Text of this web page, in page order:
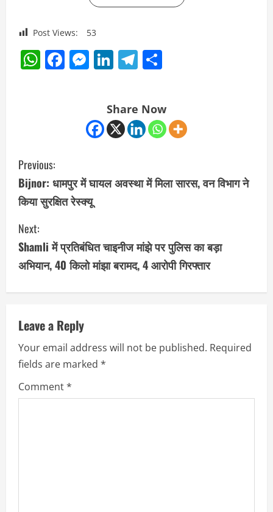
Post Views: 53
WhatsApp
Facebook
Messenger
LinkedIn
Telegram
Share Now
C
o
n
t
i
n
e
R
e
Previous:
Bijnor: धामपुर में घायल अवस्था में मिला सारस, वन विभाग ने
किया सुरक्षित रेस्क्यू
Next:
Shamli में प्रतिबंधित चाइनीज मांझे पर पुलिस का बड़ा
अभियान, 40 किलो मांझा बरामद, 4 आरोपी गिरफ्तार
Leave a Reply
Your email address will not be published. Required
fields are marked *
Comment*